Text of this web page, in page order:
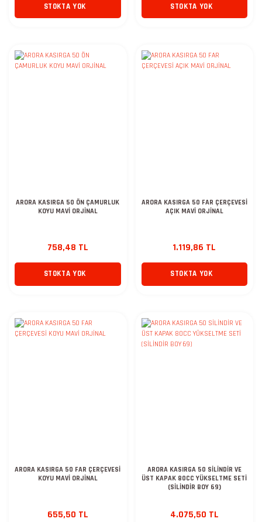
STOKTA YOK STOKTA YOK
ARORA KASIRGA 50 ÖN ÇAMURLUK
KOYU MAVİ ORJİNAL
758,48 TL
STOKTA YOK
ARORA KASIRGA 50 FAR ÇERÇEVESİ
AÇIK MAVİ ORJİNAL
1.119,86 TL
STOKTA YOK
ARORA KASIRGA 50 FAR ÇERÇEVESİ
KOYU MAVİ ORJİNAL
655,50 TL
ARORA KASIRGA 50 SİLİNDİR VE
ÜST KAPAK 80CC YÜKSELTME SETİ
(SİLİNDİR BOY 69)
4.075,50 TL